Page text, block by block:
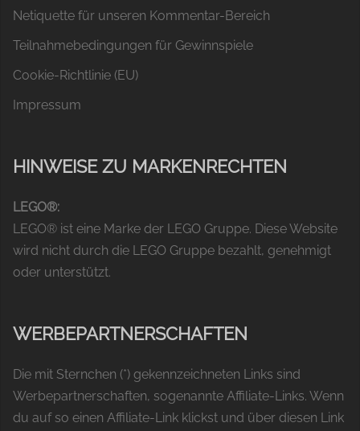
Netiquette für unseren Kommentar-Bereich
Teilnahmebedingungen für Gewinnspiele
Cookie-Richtlinie (EU)
Impressum
HINWEISE ZU MARKENRECHTEN
LEGO®:
LEGO® ist eine Marke der LEGO Gruppe. Diese Website
wird nicht durch die LEGO Gruppe bezahlt, genehmigt
oder unterstützt.
WERBEPARTNERSCHAFTEN
Die mit Sternchen (*) gekennzeichneten Links sind
Werbepartnerschaften, sogenannte Affiliate-Links. Wenn
du auf so einen Affiliate-Link klickst und über diesen Link